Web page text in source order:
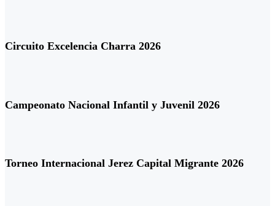
Circuito Excelencia Charra 2026
Campeonato Nacional Infantil y Juvenil 2026
Torneo Internacional Jerez Capital Migrante 2026